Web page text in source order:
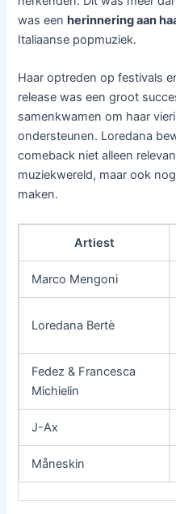
was eenherinnering aan
Italiaanse popmuziek.
Haar optreden op festivals
release was een groot
samenkwamen om haar
ondersteunen. Loredana
comeback niet alleen
muziekwereld, maar ook
maken.
Artiest
Marco Mengoni
Loredana Bertè
Fedez & Francesca
Michielin
J-Ax
Måneskin